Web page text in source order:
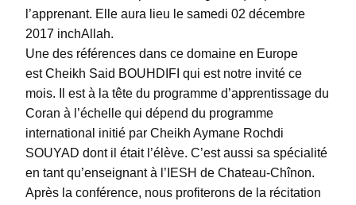
l’apprenant. Elle aura lieu le samedi 02 décembre
2017 inchAllah.
Une des références dans ce domaine en Europe
estCheikh Said BOUHDIFI qui est notre invité ce
mois. Il est à la tête du programme d’apprentissage du
Coran à l’échelle qui dépend du programme
international initié par Cheikh Aymane Rochdi
SOUYAD dont il était l’élève. C’est aussi sa spécialité
en tant qu’enseignant à l’IESH de Chateau-Chînon.
Après la conférence, nous profiterons de la récitation